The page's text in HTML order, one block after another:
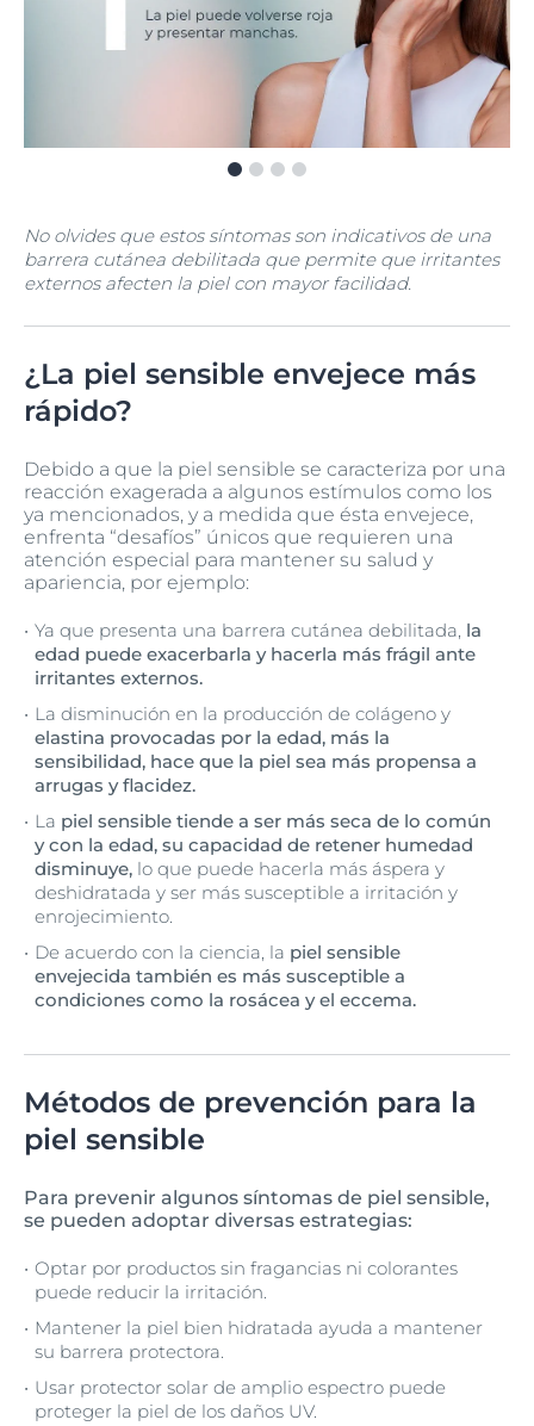
No olvides que estos síntomas son indicativos de una
barrera cutánea debilitada que permite que irritantes
externos afecten la piel con mayor facilidad.
¿La piel sensible envejece más
rápido?
Debido a que la piel sensible se caracteriza por una
reacción exagerada a algunos estímulos como los
ya mencionados, y a medida que ésta envejece,
enfrenta “desafíos” únicos que requieren una
atención especial para mantener su salud y
apariencia, por ejemplo:
Ya que presenta una barrera cutánea debilitada, la
edad puede exacerbarla y hacerla más frágil ante
irritantes externos.
La disminución en la producción de colágeno y
elastina provocadas por la edad, más la
sensibilidad, hace que la piel sea más propensa a
arrugas y flacidez.
La piel sensible tiende a ser más seca de lo común
y con la edad, su capacidad de retener humedad
disminuye, lo que puede hacerla más áspera y
deshidratada y ser más susceptible a irritación y
enrojecimiento.
De acuerdo con la ciencia, la piel sensible
envejecida también es más susceptible a
condiciones como la rosácea y el eccema.
Métodos de prevención para la
piel sensible
Para prevenir algunos síntomas de piel sensible,
se pueden adoptar diversas estrategias:
Optar por productos sin fragancias ni colorantes
puede reducir la irritación.
Mantener la piel bien hidratada ayuda a mantener
su barrera protectora.
Usar protector solar de amplio espectro puede
proteger la piel de los daños UV.